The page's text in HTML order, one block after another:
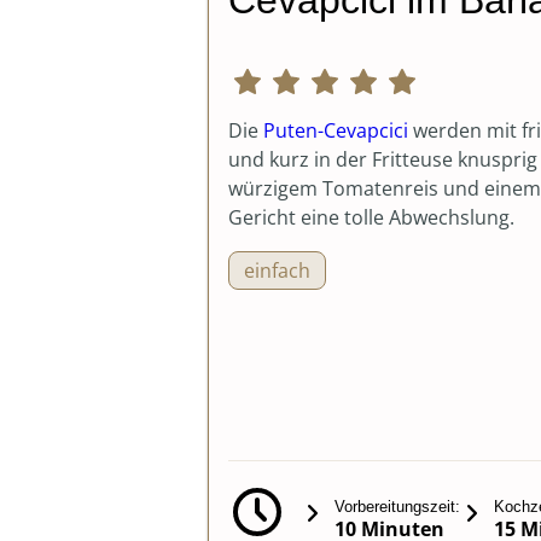
Die Puten-Cevapcici werden mit
und kurz in der Fritteuse
würzigem Tomatenreis und
Gericht eine tolle Abwechslung.
einfach
Vorbereitungszeit:
10 Minuten 15